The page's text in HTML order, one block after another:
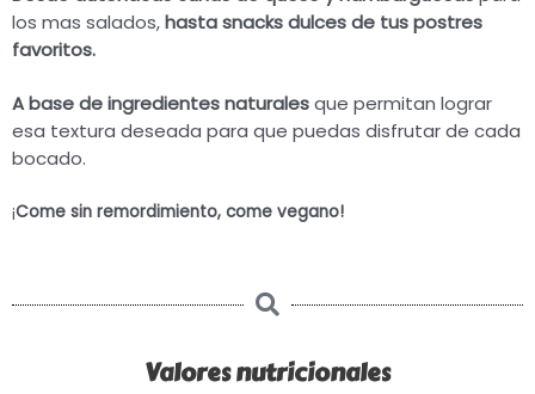
los mas salados,hasta snacks dulces de tus postres
favoritos.
A base de ingredientes naturalesque permitan lograr
esa textura deseada para que puedas disfrutar de cada
bocado.
¡Come sin remordimiento, come vegano!
Valores nutricionales